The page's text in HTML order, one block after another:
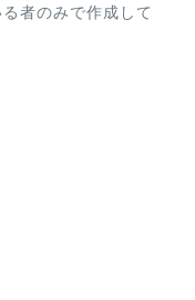
者のみで作成して